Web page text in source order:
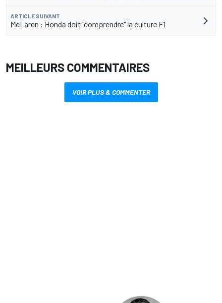
ARTICLE SUIVANT
McLaren : Honda doit "comprendre" la culture F1
MEILLEURS COMMENTAIRES
VOIR PLUS & COMMENTER